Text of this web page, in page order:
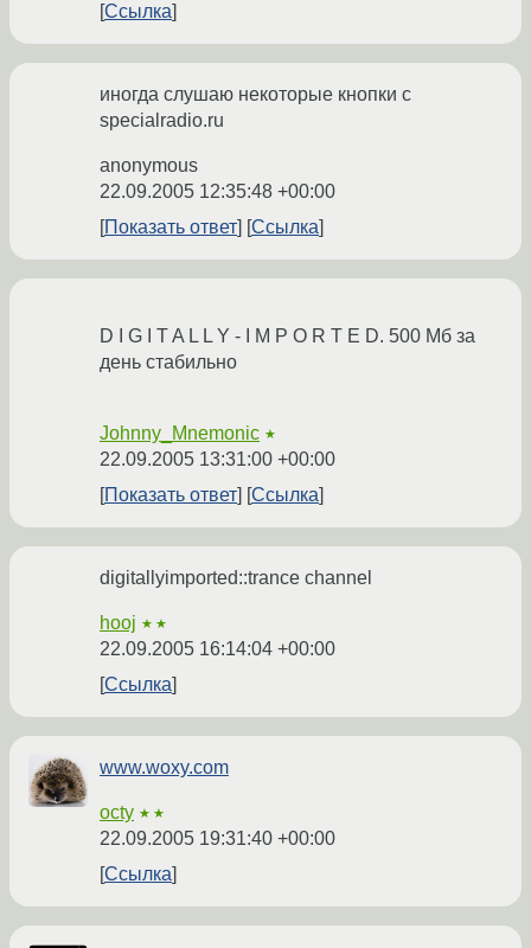
Ссылка
иногда слушаю некоторые кнопки с
specialradio.ru
anonymous
22.09.2005 12:35:48 +00:00
Показать ответ
Ссылка
D I G I T A L L Y - I M P O R T E D. 500 Мб за
день стабильно
Johnny_Mnemonic ★
22.09.2005 13:31:00 +00:00
Показать ответ
Ссылка
digitallyimported::trance channel
hooj ★★
22.09.2005 16:14:04 +00:00
Ссылка
www.woxy.com
octy ★★
22.09.2005 19:31:40 +00:00
Ссылка